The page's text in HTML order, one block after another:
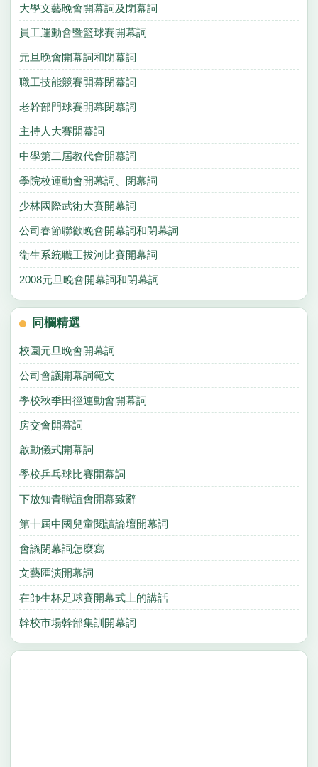
大學文藝晚會開幕詞及閉幕詞
員工運動會暨籃球賽開幕詞
元旦晚會開幕詞和閉幕詞
職工技能競賽開幕閉幕詞
老幹部門球賽開幕閉幕詞
主持人大賽開幕詞
中學第二屆教代會開幕詞
學院校運動會開幕詞、閉幕詞
少林國際武術大賽開幕詞
公司春節聯歡晚會開幕詞和閉幕詞
衛生系統職工拔河比賽開幕詞
2008元旦晚會開幕詞和閉幕詞
同欄精選
校園元旦晚會開幕詞
公司會議開幕詞範文
學校秋季田徑運動會開幕詞
房交會開幕詞
啟動儀式開幕詞
學校乒乓球比賽開幕詞
下放知青聯誼會開幕致辭
第十屆中國兒童閱讀論壇開幕詞
會議閉幕詞怎麼寫
文藝匯演開幕詞
在師生杯足球賽開幕式上的講話
幹校市場幹部集訓開幕詞